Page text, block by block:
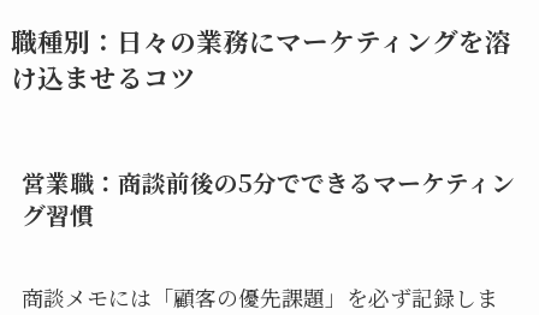
職種別：日々の業務にマーケティングを溶
け込ませるコツ
営業職：商談前後の5分でできるマーケティン
グ習慣
商談メモには「顧客の優先課題」を必ず記録しま